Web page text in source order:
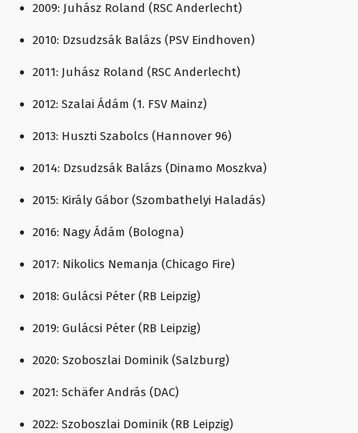
2009: Juhász Roland (RSC Anderlecht)
2010: Dzsudzsák Balázs (PSV Eindhoven)
2011: Juhász Roland (RSC Anderlecht)
2012: Szalai Ádám (1. FSV Mainz)
2013: Huszti Szabolcs (Hannover 96)
2014: Dzsudzsák Balázs (Dinamo Moszkva)
2015: Király Gábor (Szombathelyi Haladás)
2016: Nagy Ádám (Bologna)
2017: Nikolics Nemanja (Chicago Fire)
2018: Gulácsi Péter (RB Leipzig)
2019: Gulácsi Péter (RB Leipzig)
2020: Szoboszlai Dominik (Salzburg)
2021: Schäfer András (DAC)
2022: Szoboszlai Dominik (RB Leipzig)